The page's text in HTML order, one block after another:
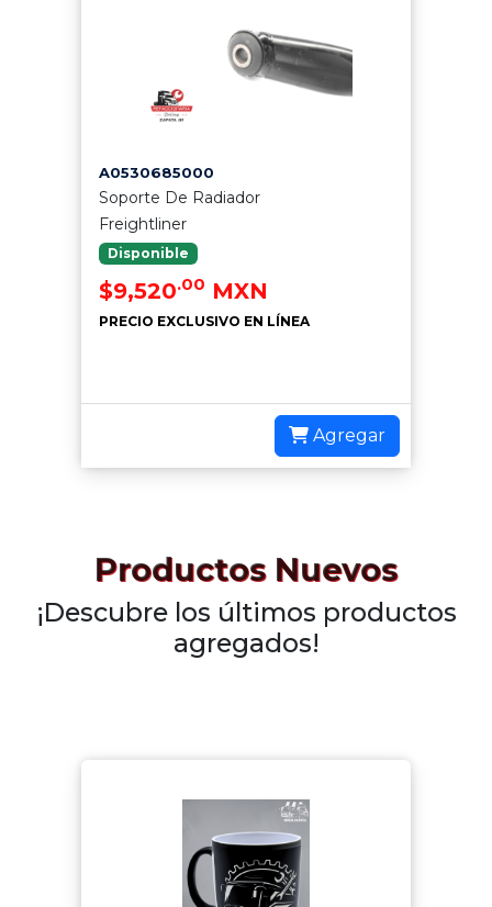
A0530685000
Soporte De Radiador
Freightliner
Disponible
$9,520.00 MXN
PRECIO EXCLUSIVO EN LÍNEA
Agregar
Productos Nuevos
¡Descubre los últimos productos
agregados!